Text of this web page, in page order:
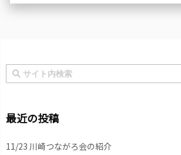
最近の投稿
11/23 川崎つながろ会の紹介